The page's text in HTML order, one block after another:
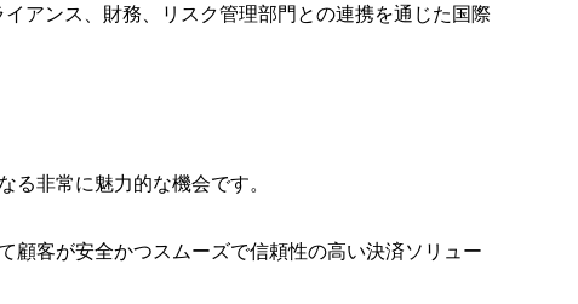
アンス、財務、リスク管理部門との連携を通じた国際
非常に魅力的な機会です。
顧客が安全かつスムーズで信頼性の高い決済ソリュー